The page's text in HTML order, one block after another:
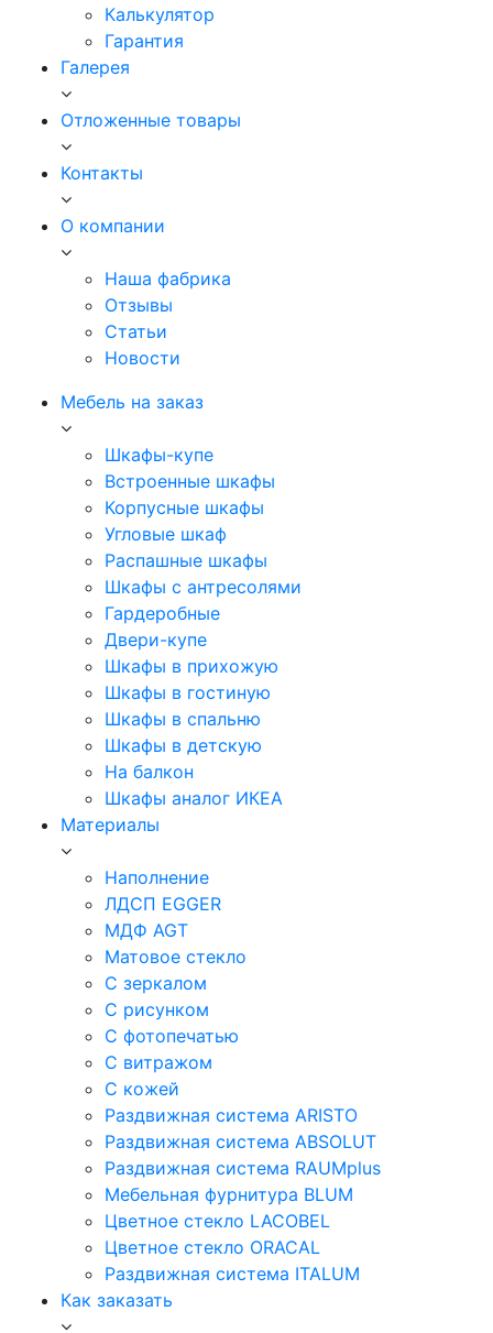
Калькулятор
Гарантия
Галерея
Отложенные товары
Контакты
О компании
Наша фабрика
Отзывы
Статьи
Новости
Мебель на заказ
Шкафы-купе
Встроенные шкафы
Корпусные шкафы
Угловые шкаф
Распашные шкафы
Шкафы с антресолями
Гардеробные
Двери-купе
Шкафы в прихожую
Шкафы в гостиную
Шкафы в спальню
Шкафы в детскую
На балкон
Шкафы аналог ИКЕА
Материалы
Наполнение
ЛДСП EGGER
МДФ AGT
Матовое стекло
С зеркалом
С рисунком
С фотопечатью
С витражом
С кожей
Раздвижная система ARISTO
Раздвижная система ABSOLUT
Раздвижная система RAUMplus
Мебельная фурнитура BLUM
Цветное стекло LACOBEL
Цветное стекло ORACAL
Раздвижная система ITALUM
Как заказать